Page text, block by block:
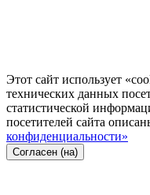
Этот сайт использует
технических данных
статистической
посетителей сайта
конфиденциальности»
Согласен (на)